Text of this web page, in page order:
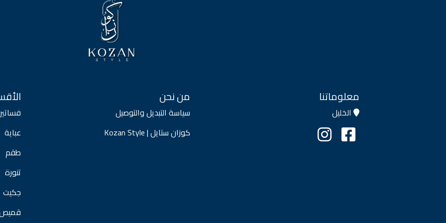
معلوماتنا
الخليل
من نحن
سياسة التبديل والتوصيل
كوزان ستايل | Kozan Style
عباية
طقم
تنورة
جكيت